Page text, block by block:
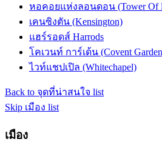
หอคอยแห่งลอนดอน (Tower Of
เคนซิงตัน (Kensington)
แฮร์รอดส์ Harrods
โคเวนท์ การ์เด้น (Covent
ไวท์แชปเปิล (Whitechapel)
Back to จุดที่น่าสนใจ list
Skip เมือง list
เมือง